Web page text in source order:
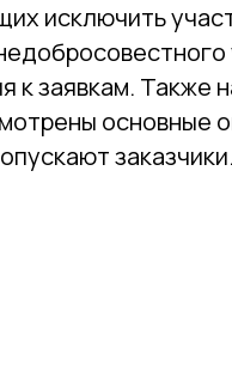
исключить
к заявкам. Также
основные
заказчики.